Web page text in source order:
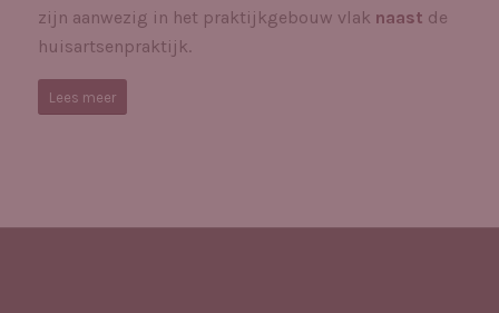
zijn aanwezig in het praktijkgebouw vlak naast de
huisartsenpraktijk.
Lees meer